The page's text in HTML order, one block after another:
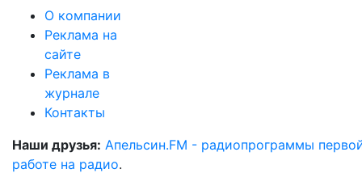
О компании
Реклама на
сайте
Реклама в
журнале
Контакты
Наши друзья: Апельсин.FM - радиопрограммы
работе на радио.